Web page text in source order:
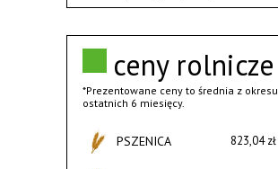
ceny rolnicze
*Prezentowane ceny to średnia z okresu
ostatnich 6 miesięcy.
PSZENICA 823,04 zł